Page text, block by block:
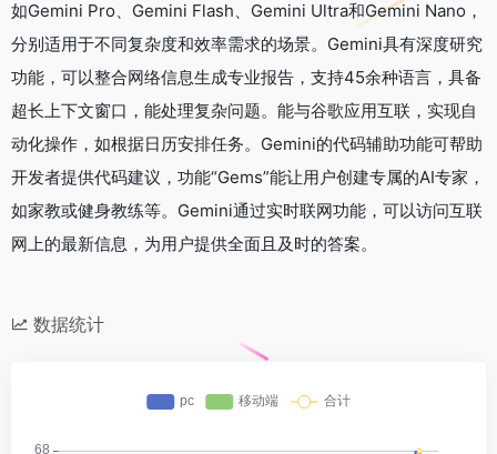
如Gemini Pro、Gemini Flash、Gemini Ultra和Gemini Nano，
分别适用于不同复杂度和效率需求的场景。Gemini具有深度研究
功能，可以整合网络信息生成专业报告，支持45余种语言，具备
超长上下文窗口，能处理复杂问题。能与谷歌应用互联，实现自
动化操作，如根据日历安排任务。Gemini的代码辅助功能可帮助
开发者提供代码建议，功能“Gems”能让用户创建专属的AI专家，
如家教或健身教练等。Gemini通过实时联网功能，可以访问互联
网上的最新信息，为用户提供全面且及时的答案。
数据统计